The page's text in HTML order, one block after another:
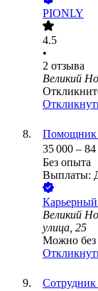
PIONLY
4.5
•
2 отзыва
Великий
Помощник
35 000 – 84
Без опыта
Выплаты:
Великий
улица, 25
Можно без
Сотрудник